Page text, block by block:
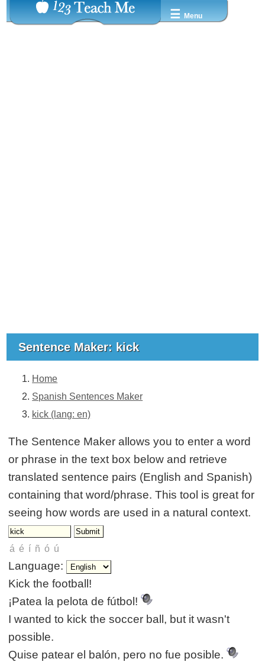
☰ Menu
Sentence Maker: kick
Home
Spanish Sentences Maker
kick (lang: en)
The Sentence Maker allows you to enter a word
or phrase in the text box below and retrieve
translated sentence pairs (English and Spanish)
containing that word/phrase. This tool is great for
seeing how words are used in a natural context.
Language:
Kick the football!
¡Patea la pelota de fútbol!
I wanted to kick the soccer ball, but it wasn't
possible.
Quise patear el balón, pero no fue posible.